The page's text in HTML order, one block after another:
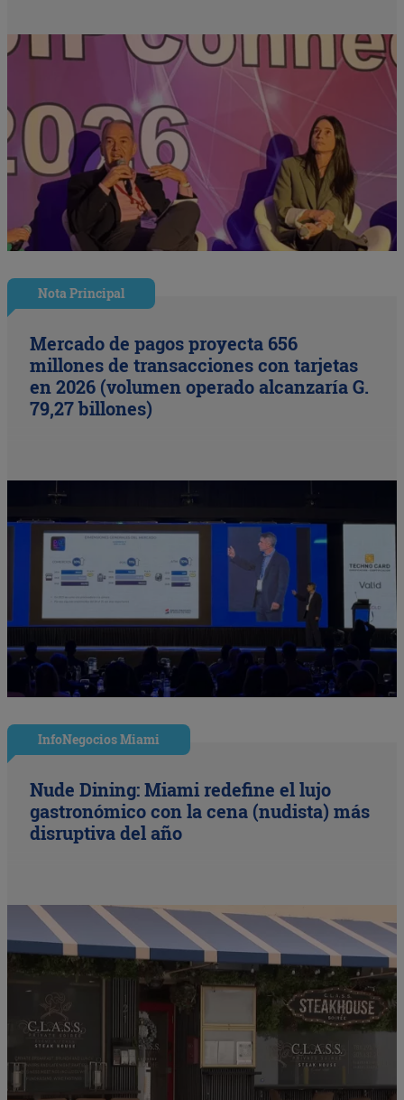
Nota Principal
Mercado de pagos proyecta 656
millones de transacciones con tarjetas
en 2026 (volumen operado alcanzaría G.
79,27 billones)
InfoNegocios Miami
Nude Dining: Miami redefine el lujo
gastronómico con la cena (nudista) más
disruptiva del año